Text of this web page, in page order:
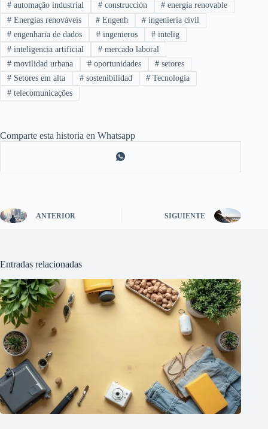
#automação industrial #construcción # energía renovable
#Energias renováveis #Engenh # ingeniería civil
#engenharia de dados #ingenieros # intelig
#inteligencia artificial #mercado laboral
#movilidad urbana #oportunidades # setores
#Setores em alta #sostenibilidad # Tecnología
#telecomunicações
Comparte esta historia en Whatsapp
ANTERIOR SIGUIENTE
Entradas relacionadas